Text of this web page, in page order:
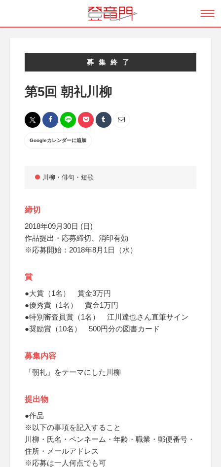
募集終了
第5回 朝礼川柳
Googleカレンダーに追加
川柳・俳句・短歌
締切
2018年09月30日 (日)
作品提出・応募締切、消印有効
※応募開始：2018年8月1日（水）
賞
●大賞（1名） 賞金3万円
●優秀賞（1名） 賞金1万円
●特別審査員賞（1名） 江川達也さん直筆サイン
●奨励賞（10名） 500円分の図書カード
募集内容
「朝礼」をテーマにした川柳
提出物
●作品
※以下の事項を記入すること
川柳・氏名・ペンネーム・年齢・職業・郵便番号・
住所・メールアドレス
※応募は一人何点でも可